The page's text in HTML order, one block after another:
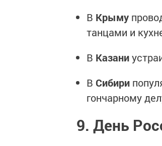
В Крыму
танцами и
В Казани
В Сибири
гончарному
9. День